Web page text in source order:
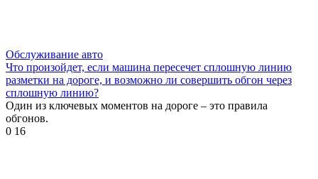
Обслуживание авто
Что произойдет, если машина пересечет сплошную линию
разметки на дороге, и возможно ли совершить обгон через
сплошную линию?
Один из ключевых моментов на дороге – это правила
обгонов.
0 16